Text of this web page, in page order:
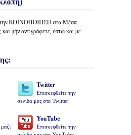
την ΚΟΙΝΟΠΟΙΗΣΗ στα Μέσα
μήν αντιγράφετε, έστω και με
Twitter
Επισκεφθείτε την
σελίδα μας στο Twitter
YouTube
Επισκεφθείτε την